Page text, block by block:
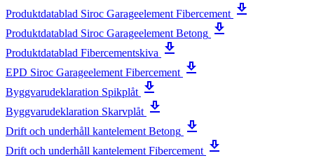
Produktdatablad Siroc Garageelement Fibercement get_app
Produktdatablad Siroc Garageelement Betong get_app
Produktdatablad Fibercementskiva get_app
EPD Siroc Garageelement Fibercement get_app
Byggvarudeklaration Spikplåt get_app
Byggvarudeklaration Skarvplåt get_app
Drift och underhåll kantelement Betong get_app
Drift och underhåll kantelement Fibercement get_app